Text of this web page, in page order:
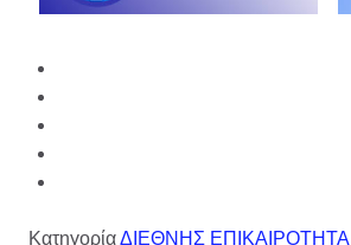
ΚατηγορίαΔΙΕΘΝΗΣ ΕΠΙΚΑΙΡΟΤΗΤΑ